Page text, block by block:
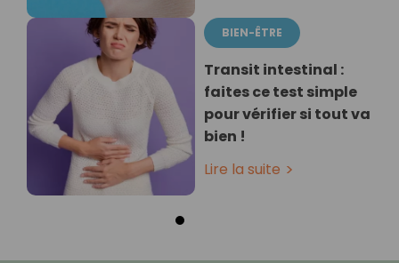
BIEN-ÊTRE
Transit intestinal :
faites ce test simple
pour vérifier si tout va
bien !
Lire la suite